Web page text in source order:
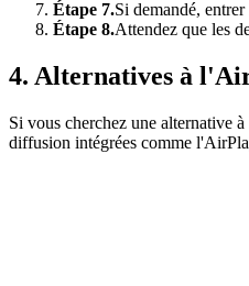
Étape 7.Si demandé,
Étape 8.Attendez que les
4. Alternatives à
Si vous cherchez une alternative
diffusion intégrées comme